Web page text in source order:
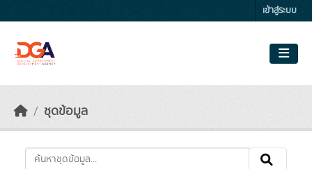
เข้าสู่ระบบ
ชุดข้อมูล